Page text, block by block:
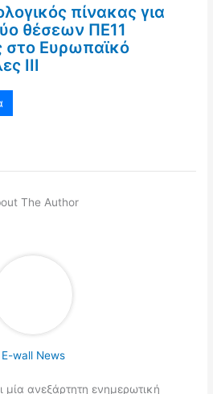
πίνακας για
θέσεων ΠΕ11
στο Ευρωπαϊκό
ΙΙΙ
The Author
E-wall News
μία ανεξάρτητη ενημερωτική